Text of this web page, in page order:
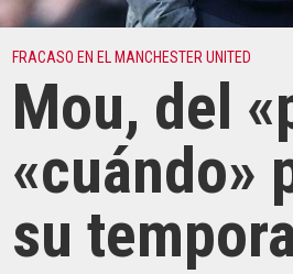
FRACASO EN EL MANCHESTER UNITED
Mou, del
«cuándo»
su